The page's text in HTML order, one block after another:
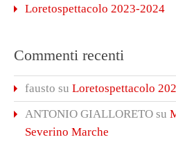
Loretospettacolo 2023-2024
Commenti recenti
fausto su Loretospettacolo
ANTONIO GIALLORETO su
Severino Marche